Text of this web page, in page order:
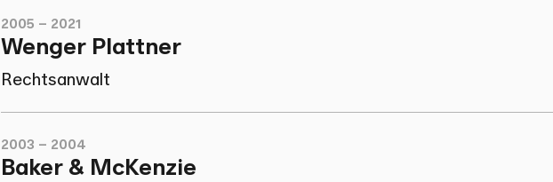
2005 – 2021
Wenger Plattner
Rechtsanwalt
2003 – 2004
Baker & McKenzie